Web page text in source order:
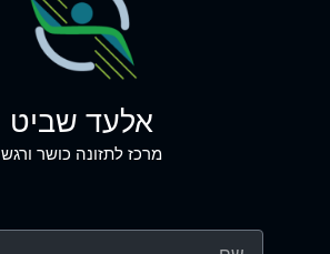
אלעד שביט
מרכז לתזונה כושר ורגש